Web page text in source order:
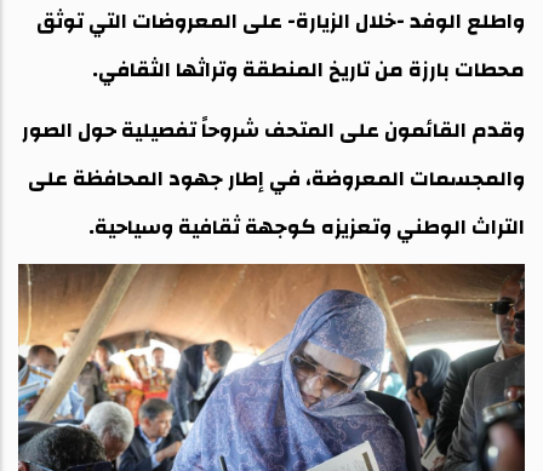
واطلع الوفد -خلال الزيارة- على المعروضات التي توثق
محطات بارزة من تاريخ المنطقة وتراثها الثقافي.
وقدم القائمون على المتحف شروحاً تفصيلية حول الصور
والمجسمات المعروضة، في إطار جهود المحافظة على
التراث الوطني وتعزيزه كوجهة ثقافية وسياحية.